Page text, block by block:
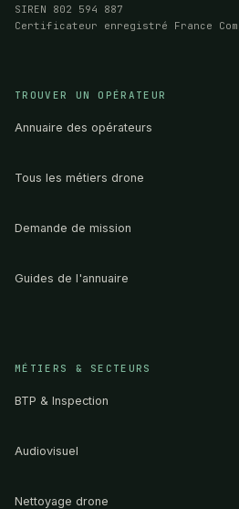
SIREN 802 594 887
Certificateur enregistré France
TROUVER UN OPÉRATEUR
Annuaire des opérateurs
Tous les métiers drone
Demande de mission
Guides de l'annuaire
MÉTIERS & SECTEURS
BTP & Inspection
Audiovisuel
Nettoyage drone